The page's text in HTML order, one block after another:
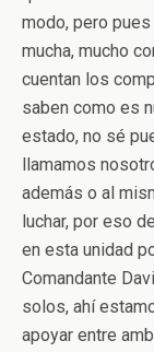
modo, pero
mucha, mucho
cuentan los
saben como es
estado, no sé
llamamos
además o al
luchar, por eso
en esta unidad
Comandante
solos, ahí
apoyar entre